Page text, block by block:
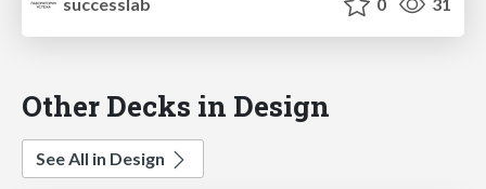
successlab
0 31
Other Decks in Design
See All in Design